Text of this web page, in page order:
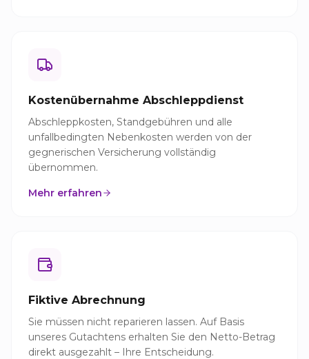
Kostenübernahme Abschleppdienst
Abschleppkosten, Standgebühren und alle
unfallbedingten Nebenkosten werden von der
gegnerischen Versicherung vollständig
übernommen.
Mehr erfahren
Fiktive Abrechnung
Sie müssen nicht reparieren lassen. Auf Basis
unseres Gutachtens erhalten Sie den Netto-Betrag
direkt ausgezahlt – Ihre Entscheidung.